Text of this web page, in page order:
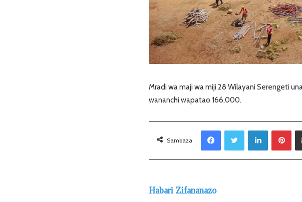
Mradi wa maji wa miji 28 Wilayani Serengeti
wananchi wapatao 166,000.
Sambaza
LinkedIn
Habari Zifananazo